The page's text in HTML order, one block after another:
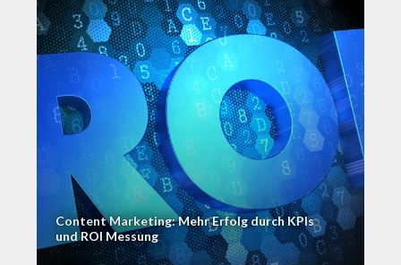
Content Marketing: Mehr Erfolg durch KPIs
und ROI Messung